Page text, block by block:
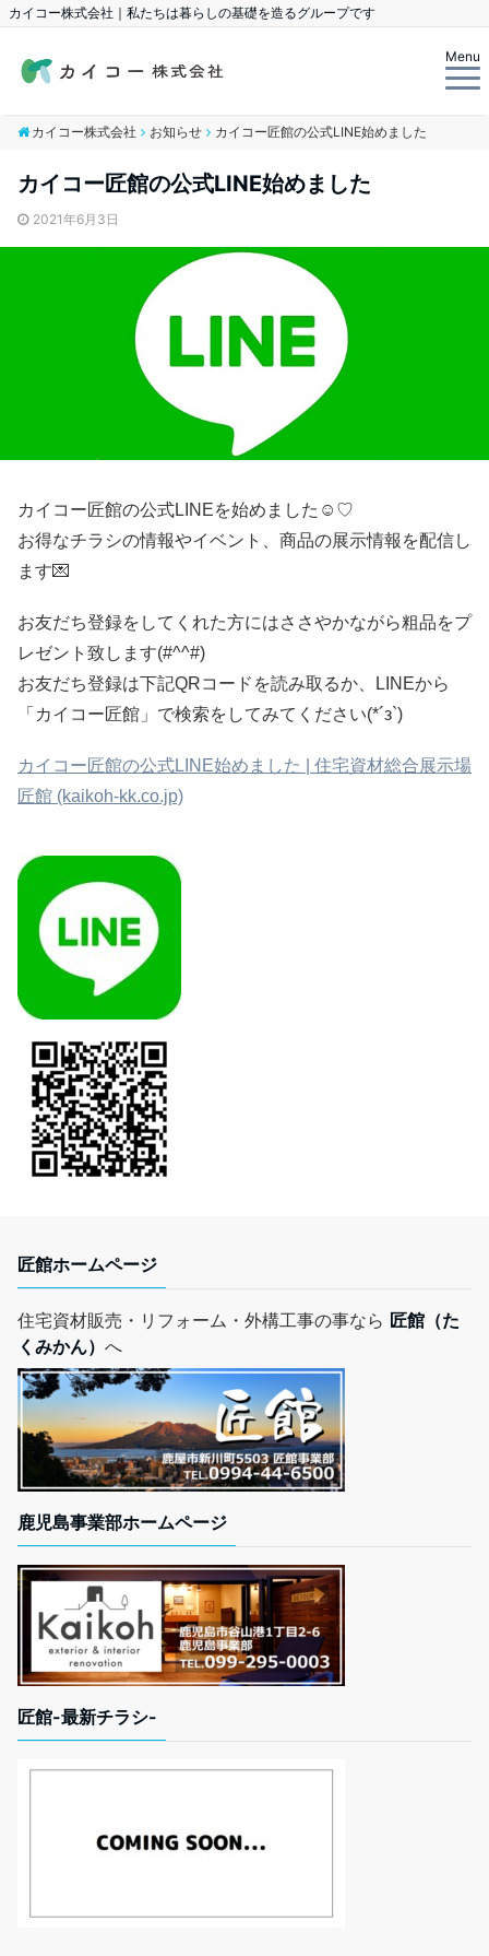
カイコー株式会社｜私たちは暮らしの基礎を造るグループです
Menu
カイコー株式会社 お知らせ カイコー匠館の公式LINE始めました
カイコー匠館の公式LINE始めました
2021年6月3日
カイコー匠館の公式LINEを始めました☺♡
お得なチラシの情報やイベント、商品の展示情報を配信し
ます💌
お友だち登録をしてくれた方にはささやかながら粗品をプ
レゼント致します(#^^#)
お友だち登録は下記QRコードを読み取るか、LINEから
「カイコー匠館」で検索をしてみてください(*´з`)
カイコー匠館の公式LINE始めました | 住宅資材総合展示場
匠館 (kaikoh-kk.co.jp)
匠館ホームページ
住宅資材販売・リフォーム・外構工事の事なら 匠館（た
くみかん） へ
鹿児島事業部ホームページ
匠館-最新チラシ-